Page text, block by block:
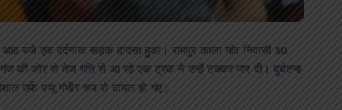
बजे एक दर्दनाक सड़क हादसा हुआ। रामपुर काला गांव निवासी 50
की ओर से तेज गति से आ रहे एक ट्रक ने उन्हें टक्कर मार दी। दुर्घटना
उर्फ पप्पू गंभीर रूप से घायल हो गए।